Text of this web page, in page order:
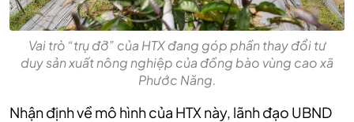
Vai trò “trụ đỡ” của HTX đang góp phần thay đổi tư
duy sản xuất nông nghiệp của đồng bào vùng cao xã
Phước Năng.
Nhận định về mô hình của HTX này, lãnh đạo UBND